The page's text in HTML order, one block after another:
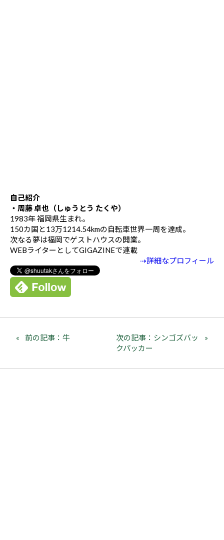
自己紹介
・周藤 卓也（しゅうとう たくや）
1983年 福岡県生まれ。
150カ国と13万1214.54kmの自転車世界一周を達成。
次なる夢は福岡でゲストハウスの開業。
WEBライターとしてGIGAZINEで連載
⇢詳細なプロフィール
前の記事：牛
次の記事：シンゴズバッ
クパッカー